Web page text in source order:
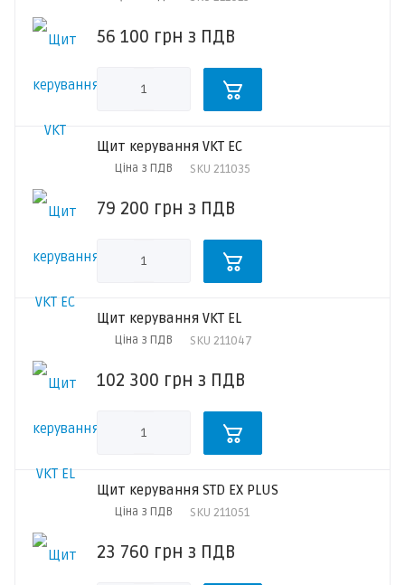
56 100 грн з ПДВ
Щит керування VKT EC
Ціна з ПДВ SKU 211035
79 200 грн з ПДВ
Щит керування VKT EL
Ціна з ПДВ SKU 211047
102 300 грн з ПДВ
Щит керування STD EX PLUS
Ціна з ПДВ SKU 211051
23 760 грн з ПДВ